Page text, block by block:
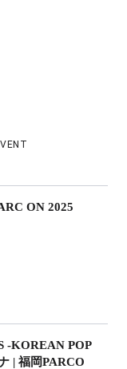
ON 2025
-KOREAN POP
| 福岡PARCO